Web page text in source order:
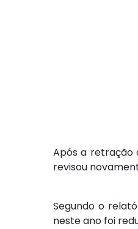
Após a retração
revisou
Segundo o
neste ano foi